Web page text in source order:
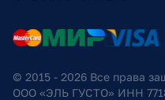
© 2015 - 2026 Все права
ООО «ЭЛЬ ГУСТО» ИНН